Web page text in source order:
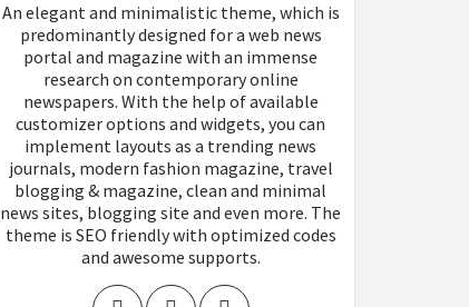
An elegant and minimalistic theme, which is
predominantly designed for a web news
portal and magazine with an immense
research on contemporary online
newspapers. With the help of available
customizer options and widgets, you can
implement layouts as a trending news
journals, modern fashion magazine, travel
blogging & magazine, clean and minimal
news sites, blogging site and even more. The
theme is SEO friendly with optimized codes
and awesome supports.